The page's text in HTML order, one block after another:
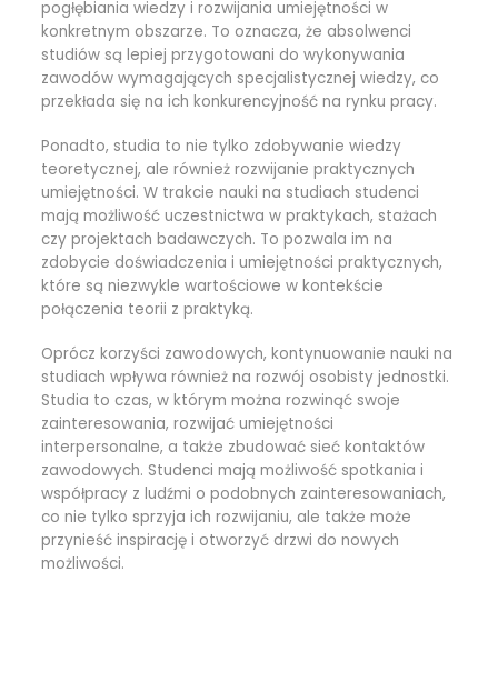
pogłębiania wiedzy i rozwijania umiejętności w
konkretnym obszarze. To oznacza, że absolwenci
studiów są lepiej przygotowani do wykonywania
zawodów wymagających specjalistycznej wiedzy, co
przekłada się na ich konkurencyjność na rynku pracy.
Ponadto, studia to nie tylko zdobywanie wiedzy
teoretycznej, ale również rozwijanie praktycznych
umiejętności. W trakcie nauki na studiach studenci
mają możliwość uczestnictwa w praktykach, stażach
czy projektach badawczych. To pozwala im na
zdobycie doświadczenia i umiejętności praktycznych,
które są niezwykle wartościowe w kontekście
połączenia teorii z praktyką.
Oprócz korzyści zawodowych, kontynuowanie nauki na
studiach wpływa również na rozwój osobisty jednostki.
Studia to czas, w którym można rozwinąć swoje
zainteresowania, rozwijać umiejętności
interpersonalne, a także zbudować sieć kontaktów
zawodowych. Studenci mają możliwość spotkania i
współpracy z ludźmi o podobnych zainteresowaniach,
co nie tylko sprzyja ich rozwijaniu, ale także może
przynieść inspirację i otworzyć drzwi do nowych
możliwości.